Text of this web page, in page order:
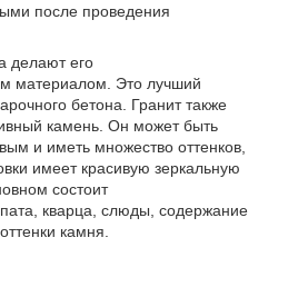
после проведения
делают его
материалом. Это лучший
бетона. Гранит также
камень. Он может быть
и иметь множество оттенков,
имеет красивую зеркальную
состоит
кварца, слюды, содержание
камня.